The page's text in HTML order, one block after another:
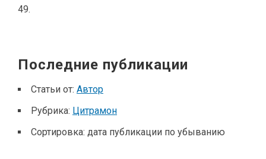
49.
Последние публикации
Статьи от: Автор
Рубрика: Цитрамон
Сортировка: дата публикации по убыванию